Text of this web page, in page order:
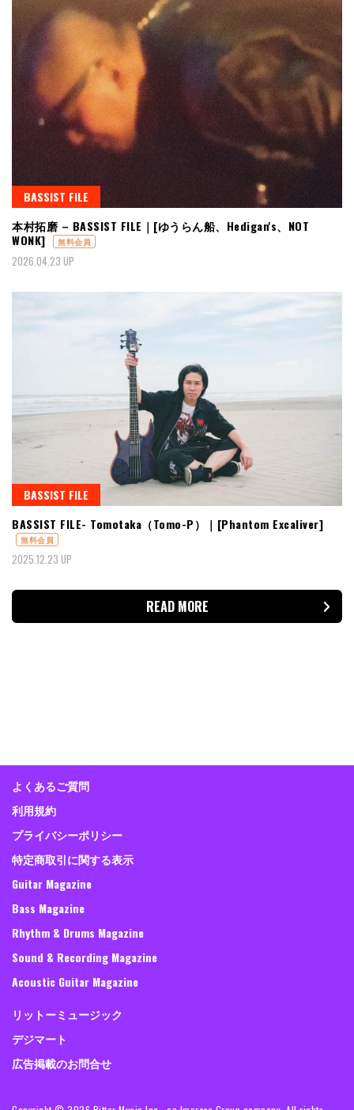
BASSIST FILE
本村拓磨 – BASSIST FILE｜[ゆうらん船、Hedigan's、NOT
WONK]
無料会員
2026.04.23 UP
BASSIST FILE
BASSIST FILE- Tomotaka（Tomo-P）｜[Phantom Excaliver]
無料会員
2025.12.23 UP
READ MORE
よくあるご質問
利用規約
プライバシーポリシー
特定商取引に関する表示
Guitar Magazine
Bass Magazine
Rhythm & Drums Magazine
Sound & Recording Magazine
Acoustic Guitar Magazine
リットーミュージック
デジマート
広告掲載のお問合せ